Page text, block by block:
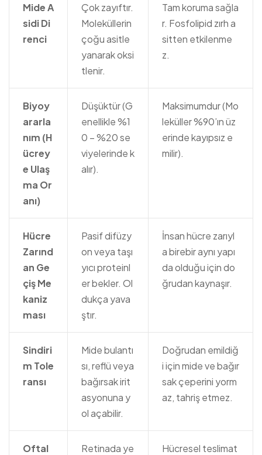
Mide A
sidi Di
renci
Çok zayıftır.
Moleküllerin
çoğu asitle
yanarak oksi
tlenir.
Tam koruma sağla
r. Fosfolipid zırh a
sitten etkilenme
z.
Biyoy
ararla
nım (H
ücrey
e Ulaş
ma Or
anı)
Düşüktür (G
enellikle %1
0 – %20 se
viyelerinde k
alır).
Maksimumdur (Mo
leküller %90’ın üz
erinde kayıpsız e
milir).
Hücre
Zarınd
an Ge
çiş Me
kaniz
ması
Pasif difüzy
on veya taşı
yıcı proteinl
er bekler. Ol
dukça yava
ştır.
İnsan hücre zarıyl
a birebir aynı yapı
da olduğu için do
ğrudan kaynaşır.
Sindiri
m Tole
ransı
Mide bulantı
sı, reflü veya
bağırsak irit
asyonuna y
ol açabilir.
Doğrudan emildiğ
i için mide ve bağır
sak çeperini yorm
az, tahriş etmez.
Oftal
Retinada ye
Hücresel teslimat